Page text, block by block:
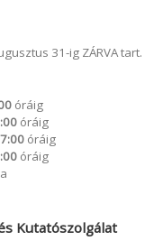
31-ig ZÁRVA tart.
óráig
óráig
óráig
óráig
Kutatószolgálat